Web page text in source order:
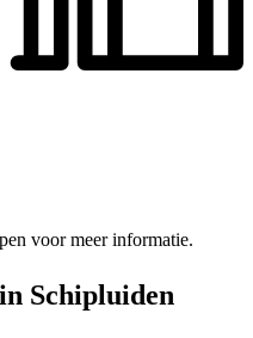
voor meer informatie.
Schipluiden